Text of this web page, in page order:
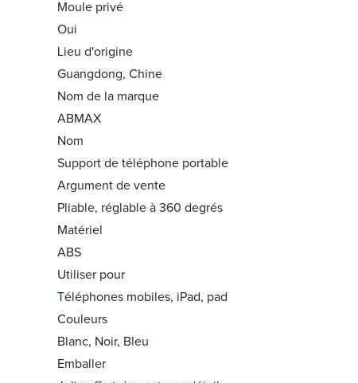
Moule privé
Oui
Lieu d'origine
Guangdong, Chine
Nom de la marque
ABMAX
Nom
Support de téléphone portable
Argument de vente
Pliable, réglable à 360 degrés
Matériel
ABS
Utiliser pour
Téléphones mobiles, iPad, pad
Couleurs
Blanc, Noir, Bleu
Emballer